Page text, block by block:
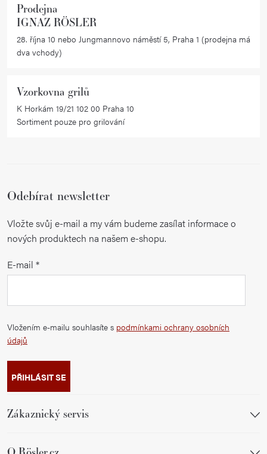
Prodejna
IGNAZ RÖSLER
28. října 10 nebo Jungmannovo náměstí 5, Praha 1 (prodejna má
dva vchody)
Vzorkovna grilů
K Horkám 19/21 102 00 Praha 10
Sortiment pouze pro grilování
Odebírat newsletter
Vložte svůj e-mail a my vám budeme zasílat informace o
nových produktech na našem e-shopu.
E-mail
Vložením e-mailu souhlasíte s podmínkami ochrany osobních
údajů
PŘIHLÁSIT SE
Zákaznický servis